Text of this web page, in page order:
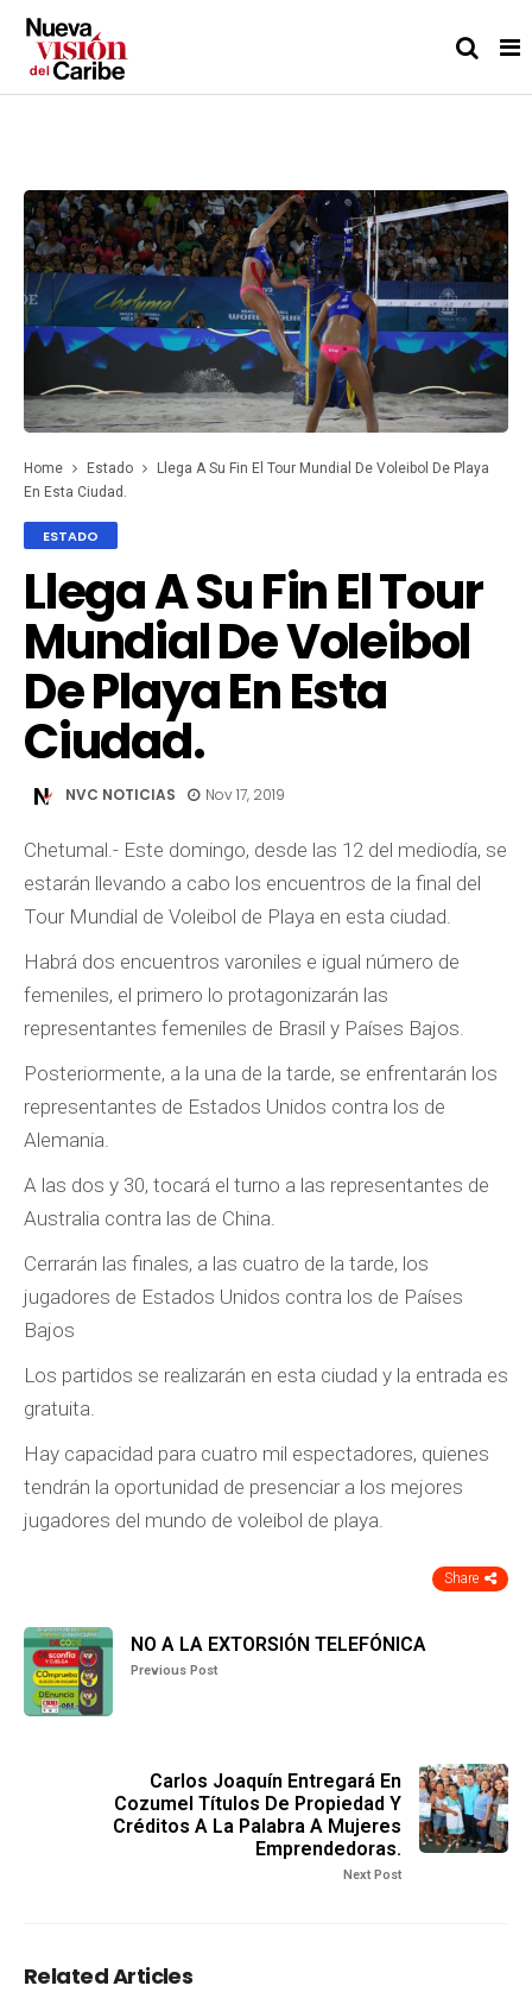
Home Estado
Llega A Su Fin El Tour Mundial De Voleibol De Playa
En Esta Ciudad.
ESTADO
Llega A Su Fin El Tour
Mundial De Voleibol
De Playa En Esta
Ciudad.
NVC NOTICIAS Nov 17, 2019
Chetumal.- Este domingo, desde las 12 del mediodía, se
estarán llevando a cabo los encuentros de la final del
Tour Mundial de Voleibol de Playa en esta ciudad.
Habrá dos encuentros varoniles e igual número de
femeniles, el primero lo protagonizarán las
representantes femeniles de Brasil y Países Bajos.
Posteriormente, a la una de la tarde, se enfrentarán los
representantes de Estados Unidos contra los de
Alemania.
A las dos y 30, tocará el turno a las representantes de
Australia contra las de China.
Cerrarán las finales, a las cuatro de la tarde, los
jugadores de Estados Unidos contra los de Países
Bajos
Los partidos se realizarán en esta ciudad y la entrada es
gratuita.
Hay capacidad para cuatro mil espectadores, quienes
tendrán la oportunidad de presenciar a los mejores
jugadores del mundo de voleibol de playa.
Share
NO A LA EXTORSIÓN TELEFÓNICA
Previous Post
Carlos Joaquín Entregará En
Cozumel Títulos De Propiedad Y
Créditos A La Palabra A Mujeres
Emprendedoras.
Next Post
Related Articles